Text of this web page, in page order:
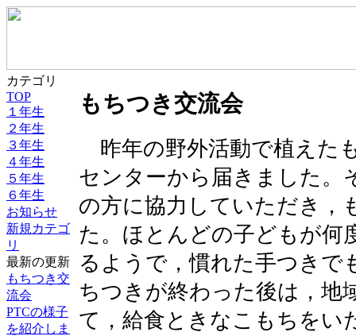
カテゴリ
TOP
１年生
２年生
３年生
４年生
５年生
６年生
お知らせ
新規カテゴ
リ
最新の更新
もちつき交
流会
PTCの様子
を紹介しま
もちつき交流会
昨年の野外活動で植えた
センターから届きました。
の方に協力していただき，
た。ほとんどの子どもが何
るようで，慣れた手つきで
ちつきが終わった後は，地
て，給食ときなこもちをい